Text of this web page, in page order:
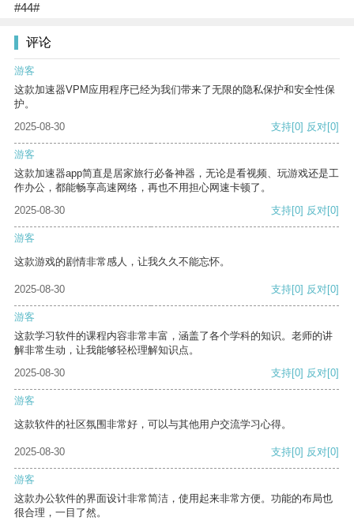
#44#
评论
游客
这款加速器VPM应用程序已经为我们带来了无限的隐私保护和安全性保
护。
2025-08-30
支持[0] 反对[0]
游客
这款加速器app简直是居家旅行必备神器，无论是看视频、玩游戏还是工
作办公，都能畅享高速网络，再也不用担心网速卡顿了。
2025-08-30
支持[0] 反对[0]
游客
这款游戏的剧情非常感人，让我久久不能忘怀。
2025-08-30 支持[0] 反对[0]
游客
这款学习软件的课程内容非常丰富，涵盖了各个学科的知识。老师的讲
解非常生动，让我能够轻松理解知识点。
2025-08-30
支持[0] 反对[0]
游客
这款软件的社区氛围非常好，可以与其他用户交流学习心得。
2025-08-30 支持[0] 反对[0]
游客
这款办公软件的界面设计非常简洁，使用起来非常方便。功能的布局也
很合理，一目了然。